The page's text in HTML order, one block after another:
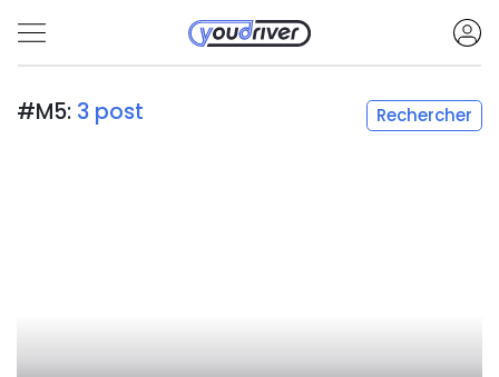
#M5: 3 post Rechercher